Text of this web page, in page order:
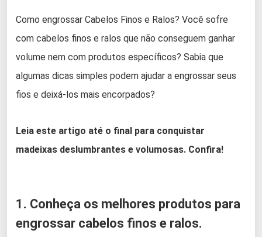
Como engrossar Cabelos Finos e Ralos? Você sofre
com cabelos finos e ralos que não conseguem ganhar
volume nem com produtos específicos? Sabia que
algumas dicas simples podem ajudar a engrossar seus
fios e deixá-los mais encorpados?
Leia este artigo até o final para conquistar
madeixas deslumbrantes e volumosas. Confira!
1. Conheça os melhores produtos para
engrossar cabelos finos e ralos.